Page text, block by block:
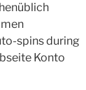
spins during
Konto